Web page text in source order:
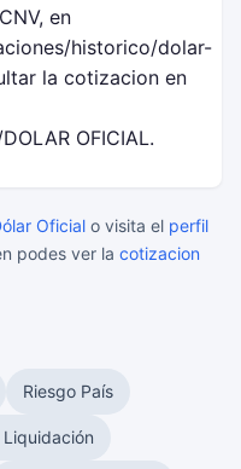
en
historico/dolar-
la cotizacion en
OFICIAL.
Oficial o visita el perfil
podes ver la cotizacion
Riesgo País